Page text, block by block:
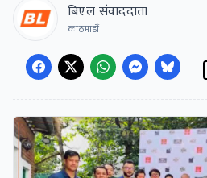
बिएल संवाददाता
काठमाडौं